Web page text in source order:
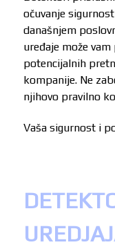
očuvanje
današnjem
uređaje može
potencijalnih
kompanije. Ne
njihovo pravilno
Vaša sigurnost i